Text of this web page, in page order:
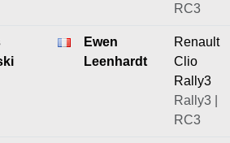
RC3
Ewen
Leenhardt
Renault
Clio
Rally3
Rally3 |
RC3